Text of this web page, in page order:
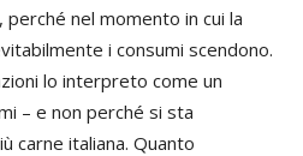
nel momento in cui la
i consumi scendono.
lo interpreto come un
– e non perché si sta
carne italiana. Quanto